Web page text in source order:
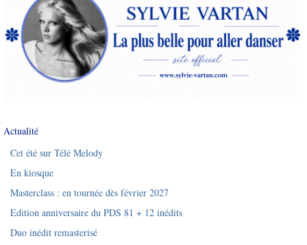
Actualité
Cet été sur Télé Melody
En kiosque
Masterclass : en tournée dès février 2027
Edition anniversaire du PDS 81 + 12 inédits
Duo inédit remasterisé